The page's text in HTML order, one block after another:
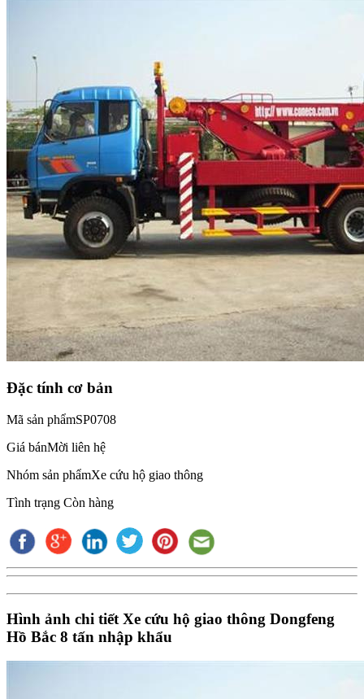
Đặc tính cơ bản
Mã sản phẩmSP0708
Giá bánMời liên hệ
Nhóm sản phẩmXe cứu hộ giao thông
Tình trạng Còn hàng
Hình ảnh chi tiết Xe cứu hộ giao thông Dongfeng
Hồ Bắc 8 tấn nhập khẩu